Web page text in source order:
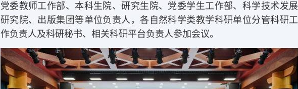
党委教师工作部、本科生院、研究生院、 党委学生工作部、 科学技术发展
研究院、出版集团等单位负责人，各自然科学类教学科研单位分管科研工
作负责人及科研秘书、相关科研平台负责人参加会议。